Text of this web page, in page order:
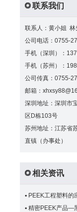
联系我们
联系人：黄小姐 林
公司电话：0755-
手机（深圳）：
手机（苏州）：
公司传真：0755-
邮箱：
深圳地址：深圳市
区D栋103号
苏州地址：江苏省
直镇（办事处）
相关资讯
▪ PEEK工程塑料的
▪ 精密PEEK产品—